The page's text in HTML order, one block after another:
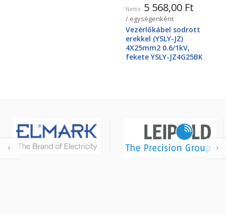
5 568,00 Ft
/ egységenként
Vezérlőkábel sodrott
erekkel (YSLY-JZ)
4X25mm2 0.6/1kV,
fekete YSLY-JZ4G25BK